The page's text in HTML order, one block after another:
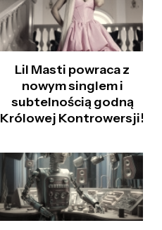
Lil Masti powraca z
nowym singlem i
subtelnością godną
Królowej Kontrowersji!